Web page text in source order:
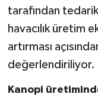
tarafından
havacılık üretim
artırması
değerlendiriliyor.
Kanopi